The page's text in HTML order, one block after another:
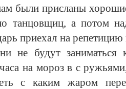
были присланы
танцовщиц, а потом
приехал на репетицию
не будут заниматься
на мороз в с
с каким жаром